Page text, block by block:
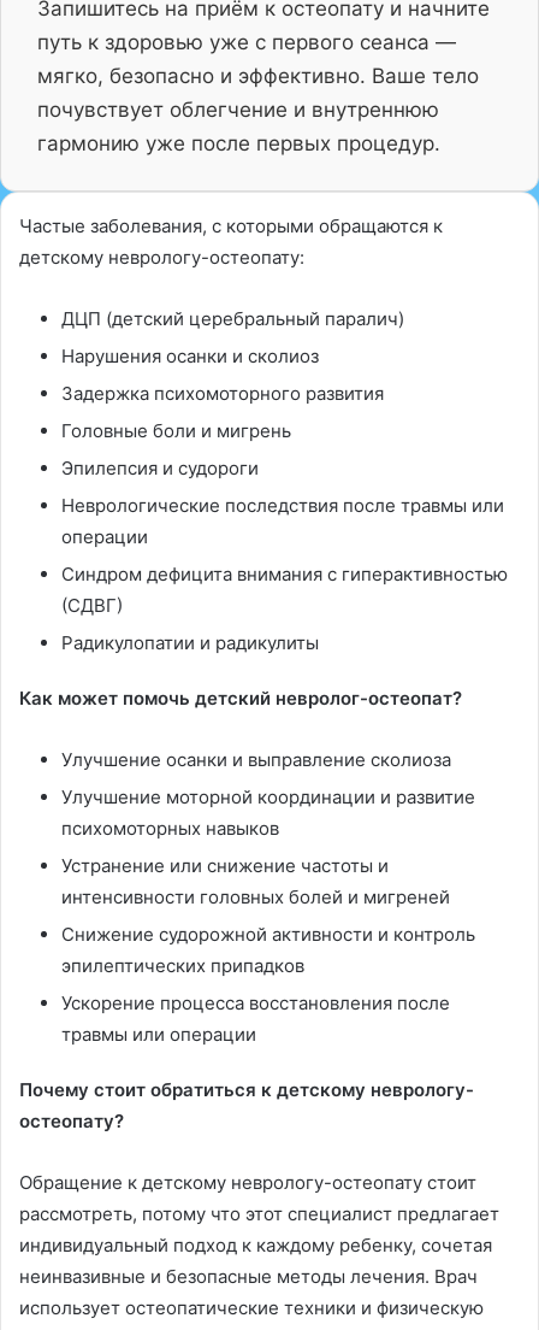
Запишитесь на приём к остеопату и начните
путь к здоровью уже с первого сеанса —
мягко, безопасно и эффективно. Ваше тело
почувствует облегчение и внутреннюю
гармонию уже после первых процедур.
Частые заболевания, с которыми обращаются к
детскому неврологу-остеопату:
ДЦП (детский церебральный паралич)
Нарушения осанки и сколиоз
Задержка психомоторного развития
Головные боли и мигрень
Эпилепсия и судороги
Неврологические последствия после травмы или
операции
Синдром дефицита внимания с гиперактивностью
(СДВГ)
Радикулопатии и радикулиты
Как может помочь детский невролог-остеопат?
Улучшение осанки и выправление сколиоза
Улучшение моторной координации и развитие
психомоторных навыков
Устранение или снижение частоты и
интенсивности головных болей и мигреней
Снижение судорожной активности и контроль
эпилептических припадков
Ускорение процесса восстановления после
травмы или операции
Почему стоит обратиться к детскому неврологу-
остеопату?
Обращение к детскому неврологу-остеопату стоит
рассмотреть, потому что этот специалист предлагает
индивидуальный подход к каждому ребенку, сочетая
неинвазивные и безопасные методы лечения. Врач
использует остеопатические техники и физическую